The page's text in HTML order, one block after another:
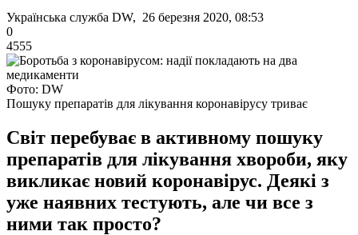
Українська служба DW, 26 березня 2020, 08:53
0
4555
Фото: DW
Пошуку препаратів для лікування коронавірусу триває
Світ перебуває в активному пошуку
препаратів для лікування хвороби, яку
викликає новий коронавірус. Деякі з
уже наявних тестують, але чи все з
ними так просто?